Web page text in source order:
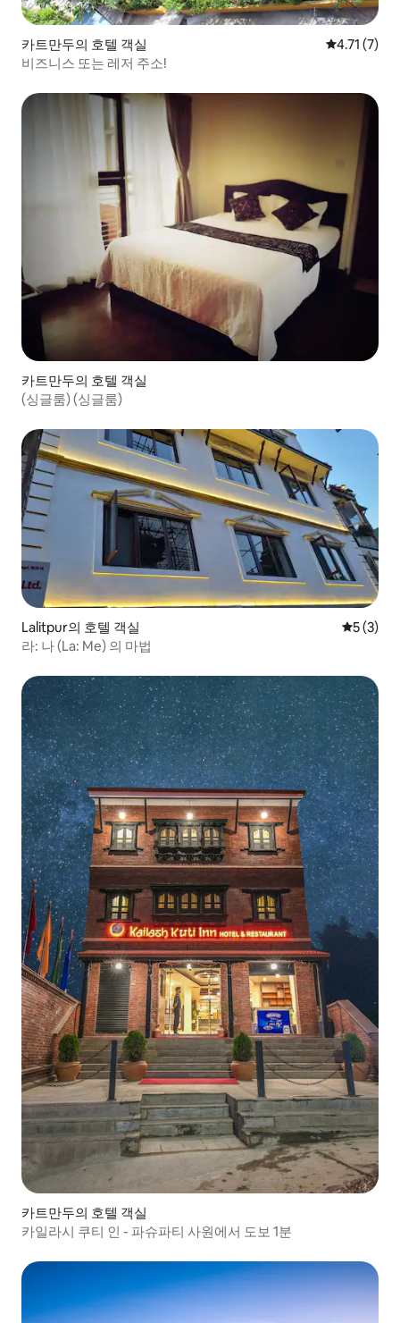
카트만두의 호텔 객실 평점 4.71점
4.71 (7)
비즈니스 또는 레저 주소!
카트만두의 호텔 객실
(싱글룸) (싱글룸)
Lalitpur의 호텔 객실 평점 5점
5 (3)
라: 나 (La: Me) 의 마법
카트만두의 호텔 객실
카일라시 쿠티 인 - 파슈파티 사원에서 도보 1분